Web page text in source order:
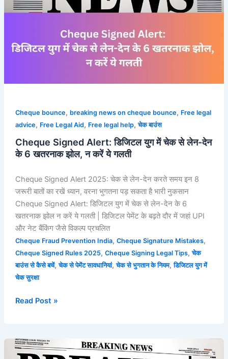
Cheque bounce, breaking news on cheque bounce, Free legal
advice, Free Legal Aid, Free legal help,चेक बाउंस
Cheque Signed Alert: डिजिटल युग में चेक से लेन-देन
के 6 खतरनाक झोल, न करें ये गलती
Cheque Signed Alert 2025: चेक से लेन-देन करते समय इन 8
जरूरी बातों का रखें ध्यान, वरना भुगतना पड़ सकता है भारी नुकसान
Cheque Signed Alert: डिजिटल युग में चेक से लेन-देन के 6
खतरनाक झोल न करें ये गलती | डिजिटल पेमेंट के बढ़ते दौर में जहां UPI
और नेट बैंकिंग जैसे विकल्प प्रचलित
Cheque Fraud Prevention India, Cheque Signature Mistakes,
Cheque Signed Rules 2025, Cheque Signing Legal Tips,चेक
बाउंस से कैसे बचें,चेक से पेमेंट सावधानियां,चेक से भुगतान के नियम,डिजिटल युग में
चेक सुरक्षा
से
के
झोल,
Read Post »
Supreme
Court